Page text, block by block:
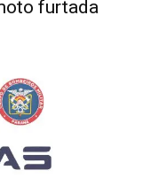
furtada